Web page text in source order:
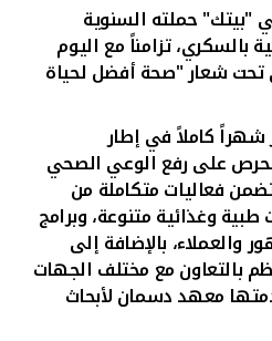
الآلي
"بيتك" حملته السنوية
بالسكري، تزامناً مع اليوم
تحت شعار "صحة أفضل لحياة
شهراً كاملاً في إطار
على رفع الوعي الصحي
فعاليات متكاملة من
وغذائية متنوعة، وبرامج
والعملاء، بالإضافة إلى
بالتعاون مع مختلف الجهات
معهد دسمان لأبحاث